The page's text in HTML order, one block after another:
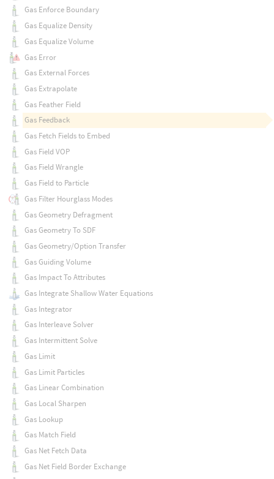
Gas Enforce Boundary
Gas Equalize Density
Gas Equalize Volume
Gas Error
Gas External Forces
Gas Extrapolate
Gas Feather Field
Gas Feedback
Gas Fetch Fields to Embed
Gas Field VOP
Gas Field Wrangle
Gas Field to Particle
Gas Filter Hourglass Modes
Gas Geometry Defragment
Gas Geometry To SDF
Gas Geometry/Option Transfer
Gas Guiding Volume
Gas Impact To Attributes
Gas Integrate Shallow Water Equations
Gas Integrator
Gas Interleave Solver
Gas Intermittent Solve
Gas Limit
Gas Limit Particles
Gas Linear Combination
Gas Local Sharpen
Gas Lookup
Gas Match Field
Gas Net Fetch Data
Gas Net Field Border Exchange